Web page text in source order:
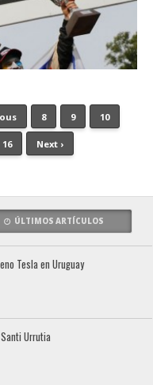
8 9 10
16 Next ›
ÚLTIMOS ARTÍCULOS
Tesla en Uruguay
Urrutia